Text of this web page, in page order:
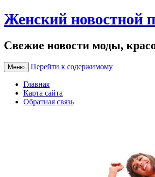
Женский новостной
Свежие новости моды,
Меню Перейти к содержимому
Главная
Карта сайта
Обратная связь